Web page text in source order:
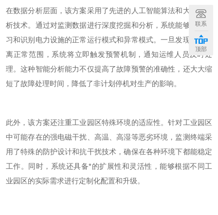
在数据分析层面，该方案采用了先进的人工智能算法和大数据分
析技术。通过对监测数据进行深度挖掘和分析，系统能够自动学
习和识别电力设施的正常运行模式和异常模式。一旦发现数据偏
离正常范围，系统将立即触发预警机制，通知运维人员及时处
理。这种智能分析能力不仅提高了故障预警的准确性，还大大缩
短了故障处理时间，降低了非计划停机对生产的影响。
此外，该方案还注重工业园区特殊环境的适应性。针对工业园区
中可能存在的强电磁干扰、高温、高湿等恶劣环境，监测终端采
用了特殊的防护设计和抗干扰技术，确保在各种环境下都能稳定
工作。同时，系统还具备*的扩展性和灵活性，能够根据不同工
业园区的实际需求进行定制化配置和升级。
联系
顶部